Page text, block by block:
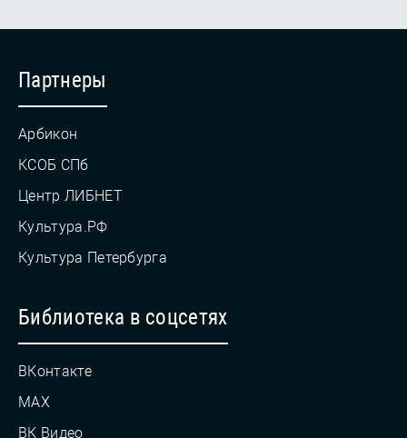
Партнеры
Арбикон
КСОБ СПб
Центр ЛИБНЕТ
Культура.РФ
Культура Петербурга
Библиотека в соцсетях
ВКонтакте
MAX
ВК Видео